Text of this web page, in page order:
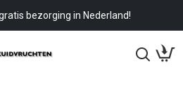
bezorging in Nederland!